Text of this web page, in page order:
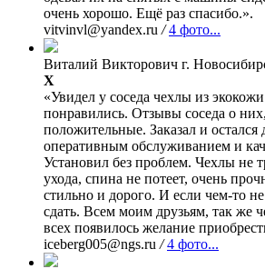
очень хорошо. Ещё раз спасибо.».
vitvinvl@yandex.ru / 4 фото...
Виталий Викторович г.
X
«Увидел у соседа чехлы из
понравились. Отзывы соседа о
положительные. Заказал и остался
оперативным обслуживанием и
Установил без проблем. Чехлы не
ухода, спина не потеет, очень
стильно и дорого. И если чем-то
сдать. Всем моим друзьям, так же
всех появилось желание
iceberg005@ngs.ru / 4 фото...